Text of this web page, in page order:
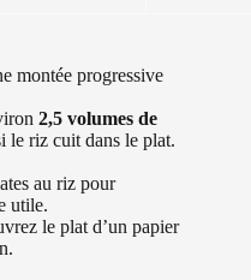
montée progressive
2,5 volumes de
le riz cuit dans le plat.
au riz pour
utile.
le plat d’un papier